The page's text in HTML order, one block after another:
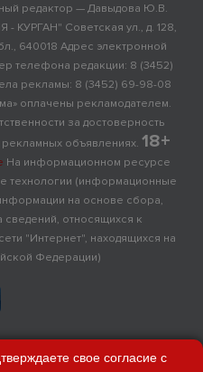
редактор — Давыдова Ю.В.
Советская ул., д. 128,
640018 Адрес электронной
телефона редакции: 8 (3452)
рекламы: 8 (3452) 69-98-08
оплачены рекламодателем.
за достоверность
объявлениях. 18+
На информационном ресурсе
технологии (информационные
на основе сбора,
сведений, относящихся к
"Интернет", находящихся на
Федерации)
свое согласие с